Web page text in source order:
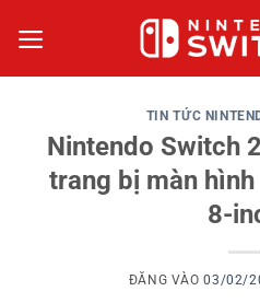
qua
nội
TIN TỨC
Nintendo Switch
trang bị màn
8-
ĐĂNG VÀO03/02/